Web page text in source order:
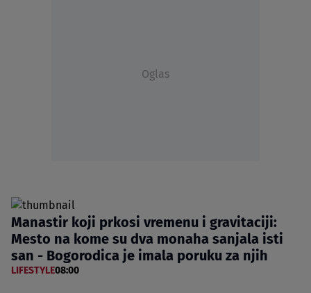
Oglas
Manastir koji prkosi vremenu i gravitaciji:
Mesto na kome su dva monaha sanjala isti
san - Bogorodica je imala poruku za njih
LIFESTYLE08:00